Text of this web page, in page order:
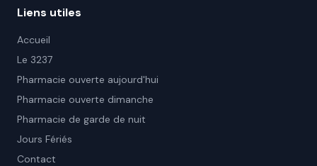
Liens utiles
Accueil
Le 3237
Pharmacie ouverte aujourd'hui
Pharmacie ouverte dimanche
Pharmacie de garde de nuit
Jours Fériés
Contact